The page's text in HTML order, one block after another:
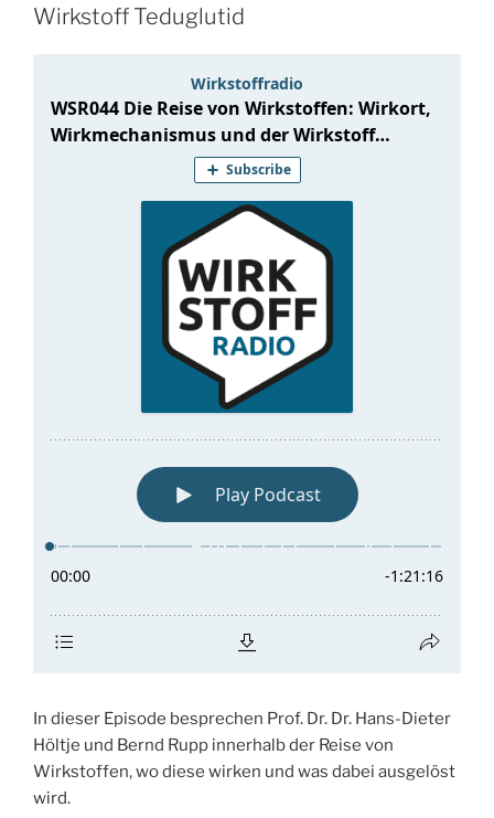
Wirkstoff Teduglutid
In dieser Episode besprechen Prof. Dr. Dr. Hans-Dieter
Höltje und Bernd Rupp innerhalb der Reise von
Wirkstoffen, wo diese wirken und was dabei ausgelöst
wird.